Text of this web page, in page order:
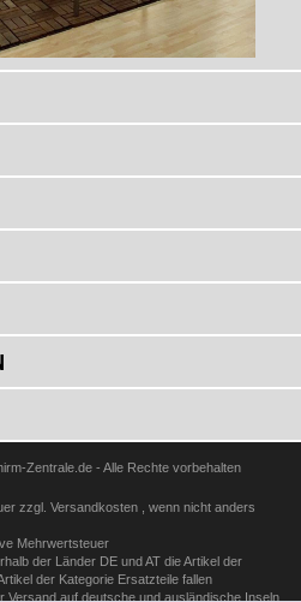
Zentrale.de - Alle Rechte vorbehalten
zzgl. Versandkosten
, wenn nicht anders
Mehrwertsteuer
der Länder DE und AT die Artikel der
der Kategorie Ersatzteile fallen
Versand auf deutsche und ausländische Inseln